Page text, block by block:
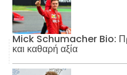
Mick Schumacher Bio:
και καθαρή αξία